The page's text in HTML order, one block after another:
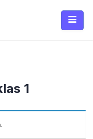
1